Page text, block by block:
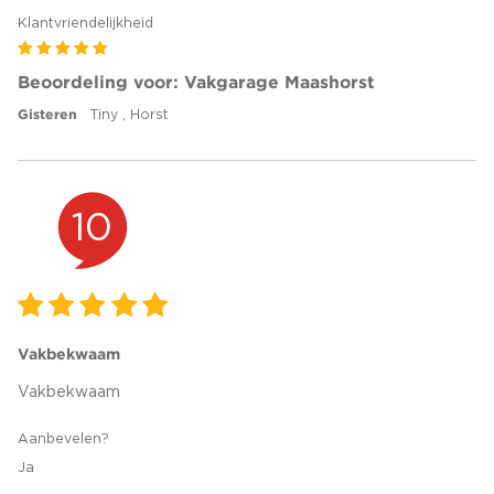
Klantvriendelijkheid
Beoordeling voor: Vakgarage Maashorst
Gisteren Tiny , Horst
10
Vakbekwaam
Vakbekwaam
Aanbevelen?
Ja